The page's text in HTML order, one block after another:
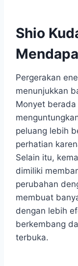
Shio
Pergerakan
menunjukkan
Monyet
peluang lebih
perhatian
Selain itu,
dimiliki
perubahan
membuat
dengan lebih
berkembang
terbuka.